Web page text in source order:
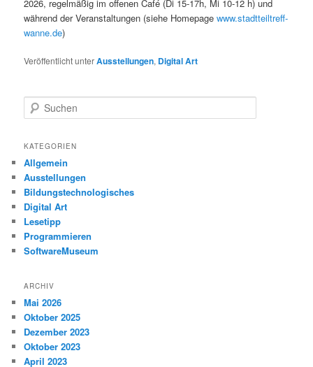
2026, regelmäßig im offenen Café (Di 15-17h, Mi 10-12 h) und
während der Veranstaltungen (siehe Homepagewww.stadtteiltreff-
wanne.de)
Veröffentlicht unterAusstellungen, Digital Art
u
h
n
KATEGORIEN
Allgemein
Ausstellungen
Bildungstechnologisches
Digital Art
Lesetipp
Programmieren
SoftwareMuseum
ARCHIV
Mai 2026
Oktober 2025
Dezember 2023
Oktober 2023
April 2023